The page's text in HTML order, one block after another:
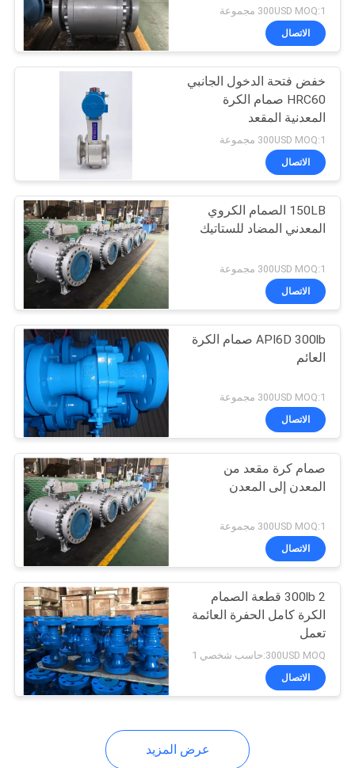
صمام الاختبار NRV
15
صمام تحكم تدفق
السوائل
صمام الفراشة
الصناعية
14
صمام مبرد
10
300USD MOQ:1 مجموعة
الاتصال
خفض فتحة الدخول الجانبي
HRC60 صمام الكرة
المعدنية المقعد
300USD MOQ:1 مجموعة
الاتصال
150LB الصمام الكروي
المعدني المضاد للستاتيك
300USD MOQ:1 مجموعة
الاتصال
API6D 300lb صمام الكرة
العائم
300USD MOQ:1 مجموعة
الاتصال
صمام كرة مقعد من
المعدن إلى المعدن
300USD MOQ:1 مجموعة
الاتصال
300lb 2 قطعة الصمام
الكرة كامل الحفرة العائمة
تعمل
300USD MOQ:حاسب شخصي 1
الاتصال
عرض المزيد